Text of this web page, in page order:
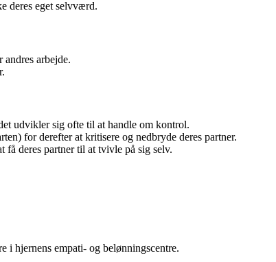
deres eget selvværd.
arbejde.
udvikler sig ofte til at handle om kontrol.
for derefter at kritisere og nedbryde deres partner.
deres partner til at tvivle på sig selv.
i hjernens empati- og belønningscentre.